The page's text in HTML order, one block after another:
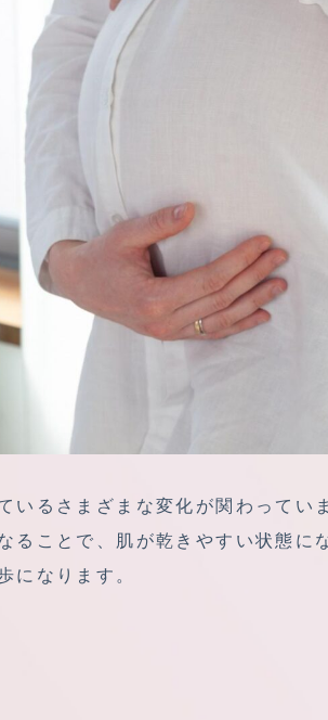
いるさまざまな変化が関わってい
ることで、肌が乾きやすい状態に
になります。